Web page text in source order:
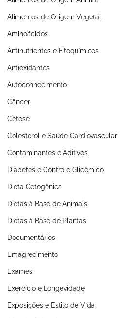
Alimentos de Origem Vegetal
Aminoácidos
Antinutrientes e Fitoquímicos
Antioxidantes
Autoconhecimento
Câncer
Cetose
Colesterol e Saúde Cardiovascular
Contaminantes e Aditivos
Diabetes e Controle Glicêmico
Dieta Cetogênica
Dietas à Base de Animais
Dietas à Base de Plantas
Documentários
Emagrecimento
Exames
Exercício e Longevidade
Exposições e Estilo de Vida